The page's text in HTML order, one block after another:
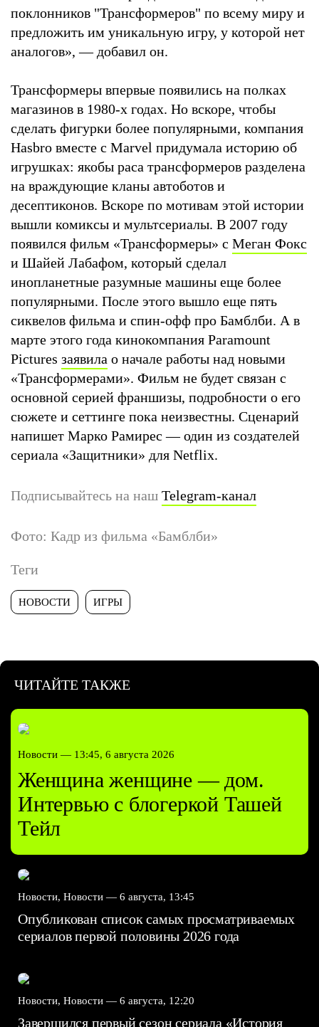
поклонников "Трансформеров" по всему миру и
предложить им уникальную игру, у которой нет
аналогов», — добавил он.
Трансформеры впервые появились на полках
магазинов в 1980-х годах. Но вскоре, чтобы
сделать фигурки более популярными, компания
Hasbro вместе с Marvel придумала историю об
игрушках: якобы раса трансформеров разделена
на враждующие кланы автоботов и
десептиконов. Вскоре по мотивам этой истории
вышли комиксы и мультсериалы. В 2007 году
появился фильм «Трансформеры» с Меган Фокс
и Шайей Лабафом, который сделал
инопланетные разумные машины еще более
популярными. После этого вышло еще пять
сиквелов фильма и спин-офф про Бамблби. А в
марте этого года кинокомпания Paramount
Pictures заявила о начале работы над новыми
«Трансформерами». Фильм не будет связан с
основной серией франшизы, подробности о его
сюжете и сеттинге пока неизвестны. Сценарий
напишет Марко Рамирес — один из создателей
сериала «Защитники» для Netflix.
Подписывайтесь на наш Telegram-канал
Фото: Кадр из фильма «Бамблби»
Теги
НОВОСТИ ИГРЫ
ЧИТАЙТЕ ТАКЖЕ
Новости — 13:45, 6 августа 2026
Женщина женщине — дом.
Интервью с блогеркой Ташей
Тейл
Новости, Новости — 6 августа, 13:45
Опубликован список самых просматриваемых
сериалов первой половины 2026 года
Новости, Новости — 6 августа, 12:20
Завершился первый сезон сериала «История